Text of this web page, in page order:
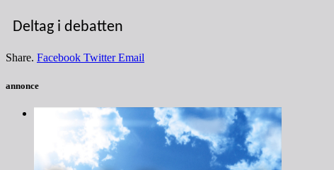
Deltag i debatten
Share. Facebook Twitter Email
annonce